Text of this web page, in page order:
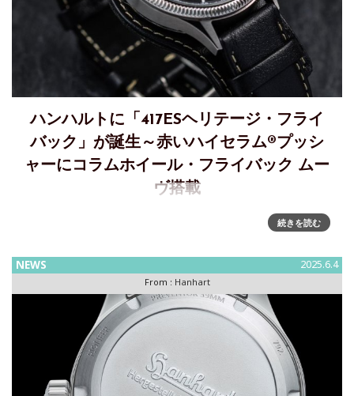
ハンハルトに「417ESヘリテージ・フライ
バック」が誕生～赤いハイセラム®プッシ
ャーにコラムホイール・フライバック ムー
ヴ搭載
HANHART「417 ES Heritage Flyback」～赤いボタンを押
し、瞬間を支配するここ数年、ハンハルトのアイコンである
続きを読む
NEWS 2025.6.4
From : Hanhart